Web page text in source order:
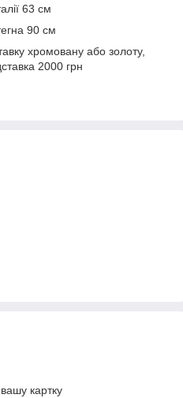
63 см
90 см
хромовану або золоту,
2000 грн
картку